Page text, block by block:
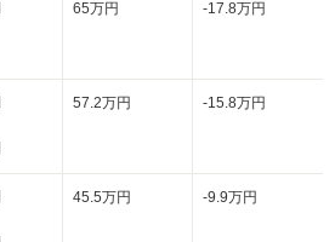
65万円 -17.8万円
57.2万円 -15.8万円
45.5万円 -9.9万円